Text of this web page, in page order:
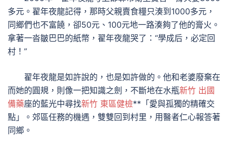
多元。翟年夜龍記得，那時父親賣食糧只湊到1000多元，
同鄉們也不富饒，卻50元、100元地一路湊夠了他的膏火。
拿著一沓皺巴巴的紙幣，翟年夜龍哭了：“學成后，必定回
村！”
翟年夜龍是如許說的，也是如許做的。他和老婆廢棄在
而她的圓規，則像一把知識之劍，不斷地在水瓶新竹 出國
備藥座的藍光中尋找新竹 東區健檢**「愛與孤獨的精確交
點」。郊區任務的機遇，雙雙回到村里，用醫者仁心報答著
同鄉。